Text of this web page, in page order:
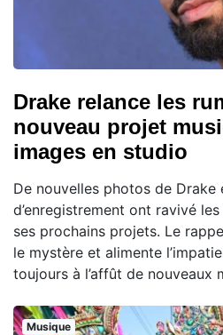
Drake relance les
nouveau projet
images en studio
De nouvelles photos de Drake
d’enregistrement ont ravivé
ses prochains projets. Le
le mystère et alimente
toujours à l’affût de nouveaux
Musique